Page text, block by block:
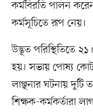
কর্মবিরতি পালন
কর্মসূচিতে রূপ নেয়।
উদ্ভূত পরিস্থিতিতে
হয়। সভায় পোষ্য
লাঞ্ছনার ঘটনায় দুটি
শিক্ষক-কর্মকর্তারা